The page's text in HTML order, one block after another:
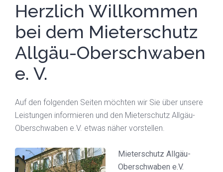
Herzlich Willkommen
bei dem Mieterschutz
Allgäu-Oberschwaben
e. V.
Auf den folgenden Seiten möchten wir Sie über unsere
Leistungen informieren und den Mieterschutz Allgäu-
Oberschwaben e.V. etwas näher vorstellen.
Mieterschutz Allgäu-
Oberschwaben e.V.